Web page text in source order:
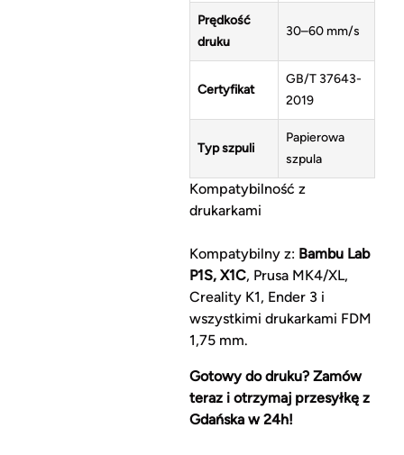
Prędkość
druku
30–60 mm/s
Certyfikat
GB/T 37643-
2019
Typ szpuli
Papierowa
szpula
Kompatybilność z
drukarkami
Kompatybilny z: Bambu Lab
P1S, X1C, Prusa MK4/XL,
Creality K1, Ender 3 i
wszystkimi drukarkami FDM
1,75 mm.
Gotowy do druku? Zamów
teraz i otrzymaj przesyłkę z
Gdańska w 24h!